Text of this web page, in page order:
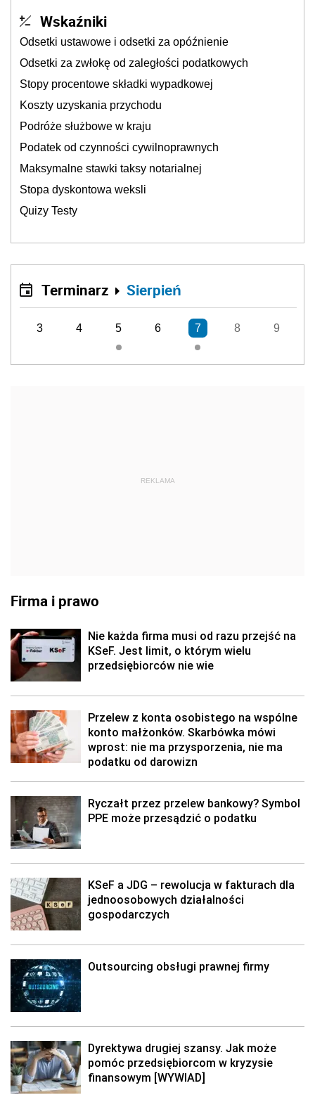
Wskaźniki
Odsetki ustawowe i odsetki za opóźnienie
Odsetki za zwłokę od zaległości podatkowych
Stopy procentowe składki wypadkowej
Koszty uzyskania przychodu
Podróże służbowe w kraju
Podatek od czynności cywilnoprawnych
Maksymalne stawki taksy notarialnej
Stopa dyskontowa weksli
Quizy Testy
Terminarz Sierpień
3 4 5 6 7 8 9
REKLAMA
Firma i prawo
Nie każda firma musi od razu przejść na
KSeF. Jest limit, o którym wielu
przedsiębiorców nie wie
Przelew z konta osobistego na wspólne
konto małżonków. Skarbówka mówi
wprost: nie ma przysporzenia, nie ma
podatku od darowizn
Ryczałt przez przelew bankowy? Symbol
PPE może przesądzić o podatku
KSeF a JDG – rewolucja w fakturach dla
jednoosobowych działalności
gospodarczych
Outsourcing obsługi prawnej firmy
Dyrektywa drugiej szansy. Jak może
pomóc przedsiębiorcom w kryzysie
finansowym [WYWIAD]